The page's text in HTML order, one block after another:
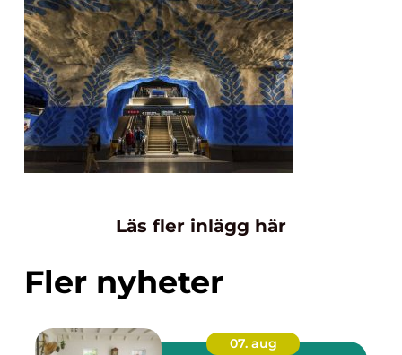
Läs fler inlägg här
Fler nyheter
07. aug